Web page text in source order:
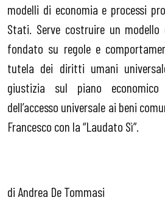
modelli di economia e processi
Stati. Serve costruire un modello
fondato su regole e
tutela dei diritti umani
giustizia sul piano
dell’accesso universale ai beni
Francesco con la “Laudato Sì”.
di Andrea De Tommasi